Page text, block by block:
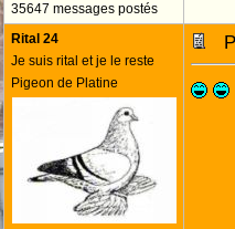
35647 messages postés
Rital 24
Je suis rital et je le reste
Pigeon de Platine